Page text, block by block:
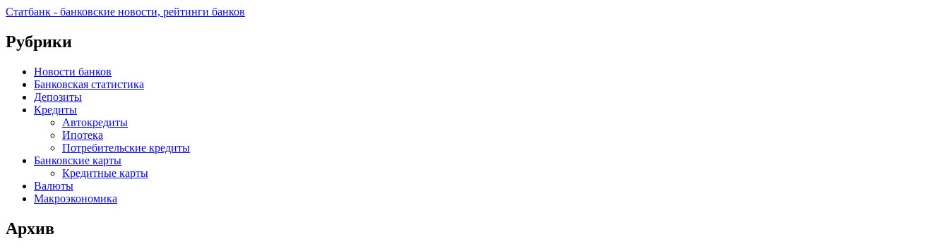
Статбанк - банковские новости, рейтинги банков
Рубрики
Новости банков
Банковская статистика
Депозиты
Кредиты
Автокредиты
Ипотека
Потребительские кредиты
Банковские карты
Кредитные карты
Валюты
Макроэкономика
Архив